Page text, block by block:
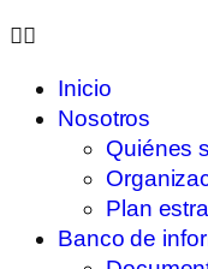
Inicio
Nosotros
Quiénes
Plan
Banco de